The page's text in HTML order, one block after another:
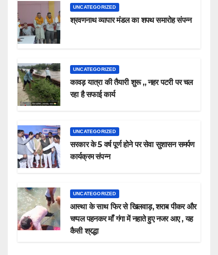
UNCATEGORIZED
श्रवणनाथ व्यापार मंडल का शपथ समारोह संपन्न
UNCATEGORIZED
कावड़ यात्रा की तैयारी शुरू ,, नहर पटरी पर चल
रहा है सफाई कार्य
UNCATEGORIZED
सरकार के 5 वर्ष पूर्ण होने पर सेवा सुशासन समर्पण
कार्यक्रम संपन्न
UNCATEGORIZED
आस्था के साथ फिर से खिलवाड़, शराब पीकर और
चप्पल पहनकर माँ गंगा में नहाते हुए नजर आए , यह
कैसी श्रद्धा